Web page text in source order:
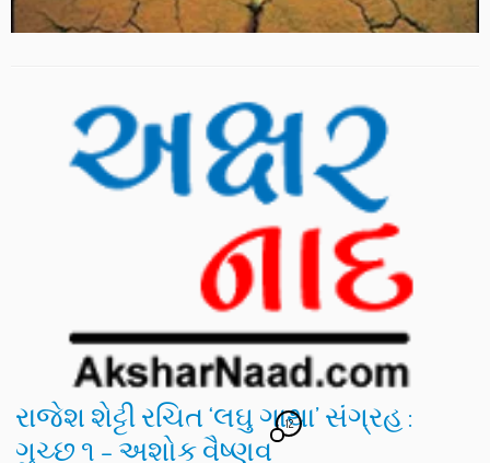
રાજેશ શેટ્ટી રચિત ‘લઘુ ગાથા’ સંગ્રહ :
ગુચ્છ ૧ – અશોક વૈષ્ણવ
12